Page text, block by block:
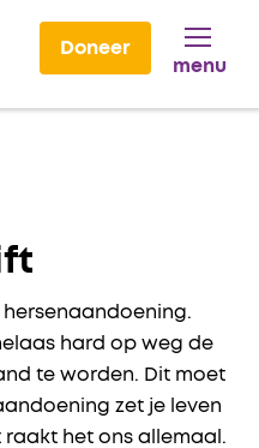
Doneer
menu
hersenaandoening.
hard op weg de
te worden. Dit moet
zet je leven
raakt het ons allemaal.